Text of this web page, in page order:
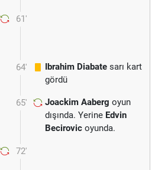
61'
64' Ibrahim Diabate sarı kart
gördü
65' Joackim Aaberg oyun
dışında. Yerine Edvin
Becirovic oyunda.
72'